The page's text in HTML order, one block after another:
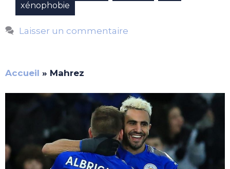
xénophobie
Laisser un commentaire
Accueil » Mahrez